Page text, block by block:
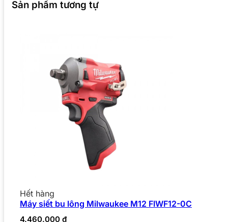
Sản phẩm tương tự
Hết hàng
Máy siết bu lông Milwaukee M12 FIWF12-0C
4.460.000 ₫